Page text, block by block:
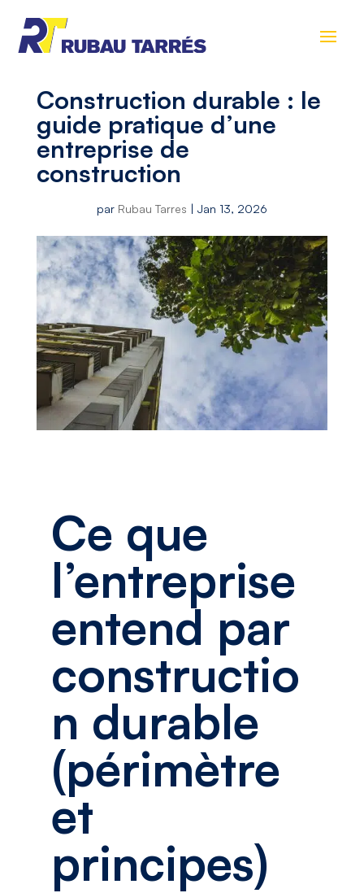
Construction durable : le
guide pratique d’une
entreprise de
construction
par Rubau Tarres | Jan 13, 2026
Ce que
l’entreprise
entend par
constructio
n durable
(périmètre
et
principes)